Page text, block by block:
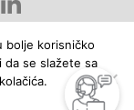
i
n
k
e
zadržana.
bolje korisničko
da se slažete sa